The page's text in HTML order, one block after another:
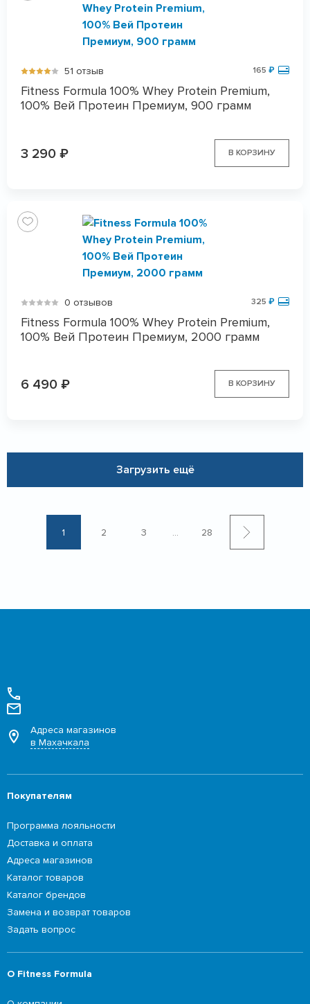
51 отзыв 165 ₽
Fitness Formula 100% Whey Protein Premium,
100% Вей Протеин Премиум, 900 грамм
3 290 ₽ В КОРЗИНУ
0 отзывов 325 ₽
Fitness Formula 100% Whey Protein Premium,
100% Вей Протеин Премиум, 2000 грамм
6 490 ₽ В КОРЗИНУ
Загрузить ещё
1 2 3 ... 28
Адреса магазинов
в Махачкала
Покупателям
Программа лояльности
Доставка и оплата
Адреса магазинов
Каталог товаров
Каталог брендов
Замена и возврат товаров
Задать вопрос
О Fitness Formula